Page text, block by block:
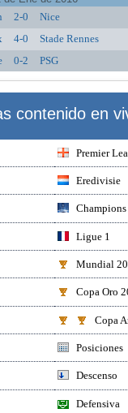
2-0 Nice
4-0 Stade Rennes
0-2 PSG
contenido en
Premier
Eredivisie
Ligue 1
Mundial
Copa Oro
Copa
Posiciones
Descenso
Defensiva